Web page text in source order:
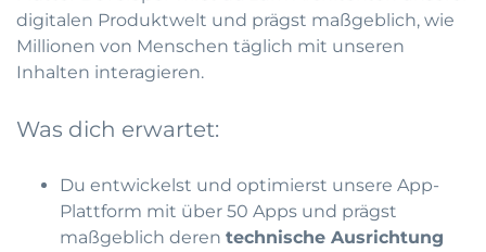
digitalen Produktwelt und prägst maßgeblich, wie
Millionen von Menschen täglich mit unseren
Inhalten interagieren.
Was dich erwartet:
Du entwickelst und optimierst unsere App-
Plattform mit über 50 Apps und prägst
maßgeblich deren technische Ausrichtung